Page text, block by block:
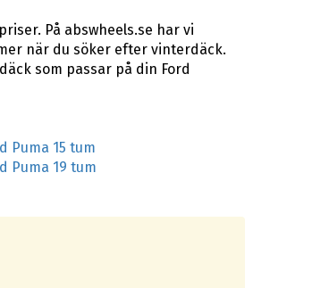
På abswheels.se har vi
när du söker efter vinterdäck.
som passar på din Ford
Puma 15 tum
Puma 19 tum